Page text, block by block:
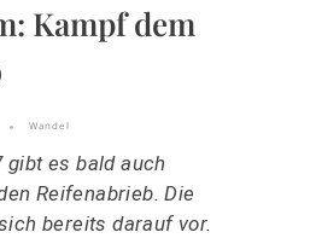
Kampf dem
Wandel
gibt es bald auch
Reifenabrieb. Die
bereits darauf vor.